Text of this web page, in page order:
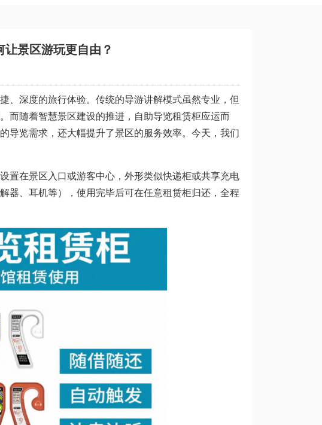
让景区游玩更自由？
、深度的旅行体验。传统的导游讲解模式虽然专业，但
而随着智慧景区建设的推进，自助导览租赁柜应运而
导览需求，还大幅提升了景区的服务效率。今天，我们
置在景区入口或游客中心，外形类似快递柜或共享充电
器、耳机等），使用完毕后可在任意租赁柜归还，全程